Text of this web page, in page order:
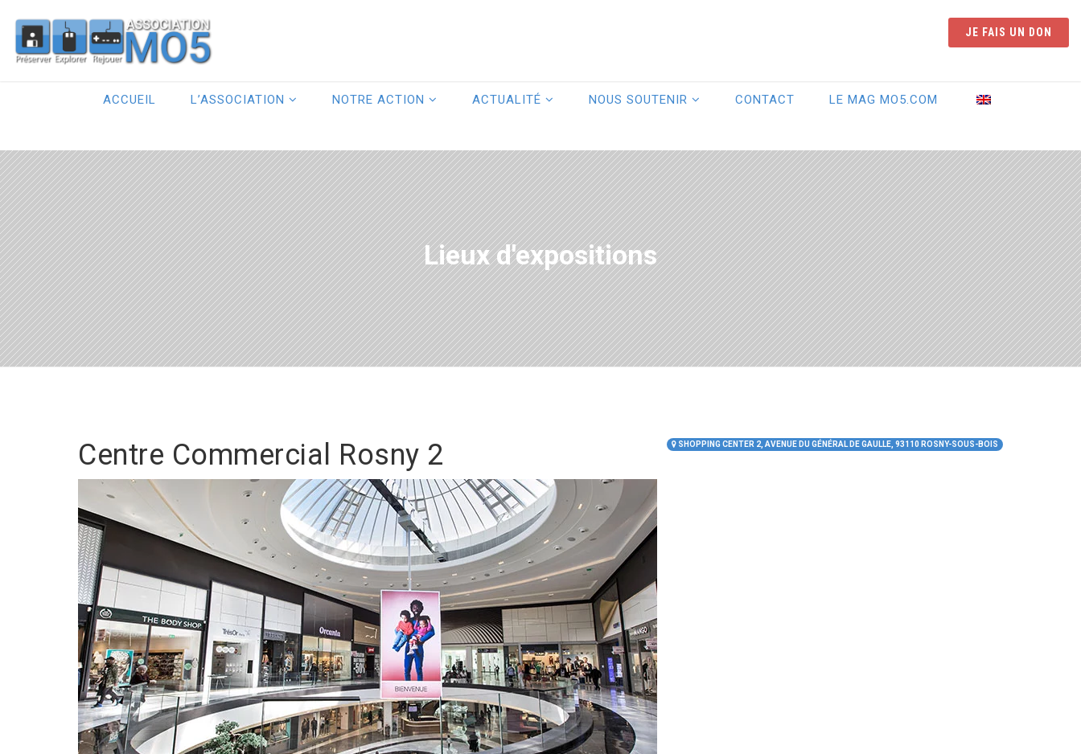
JE FAIS UN DON
ACCUEIL L’ASSOCIATION NOTRE ACTION ACTUALITÉ NOUS SOUTENIR CONTACT LE MAG MO5.COM
Lieux d'expositions
SHOPPING CENTER 2, AVENUE DU GÉNÉRAL DE GAULLE, 93110 ROSNY-SOUS-BOIS
Centre Commercial Rosny 2